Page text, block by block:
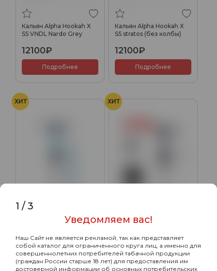
Кальян Alpha Hookah X
SS VNDL Nardo Grey
12100₽
Подробнее
Кальян Alpha Hookah X
SS stratos (без колбы)
12100₽
Подробнее
ХИТ
Artist florida (без колбы)
10800₽
Подробнее
ХИТ
Artist black matte (без
колбы)
10800₽
Подробнее
1 /3
Уведомляем вас!
Наш Сайт не является рекламой, так как представляет
собой каталог для ограниченного круга лиц, а именно для
совершеннолетних потребителей табачной продукции
(граждан России старше 18 лет) для предоставления им
достоверной информации об основных потребительских